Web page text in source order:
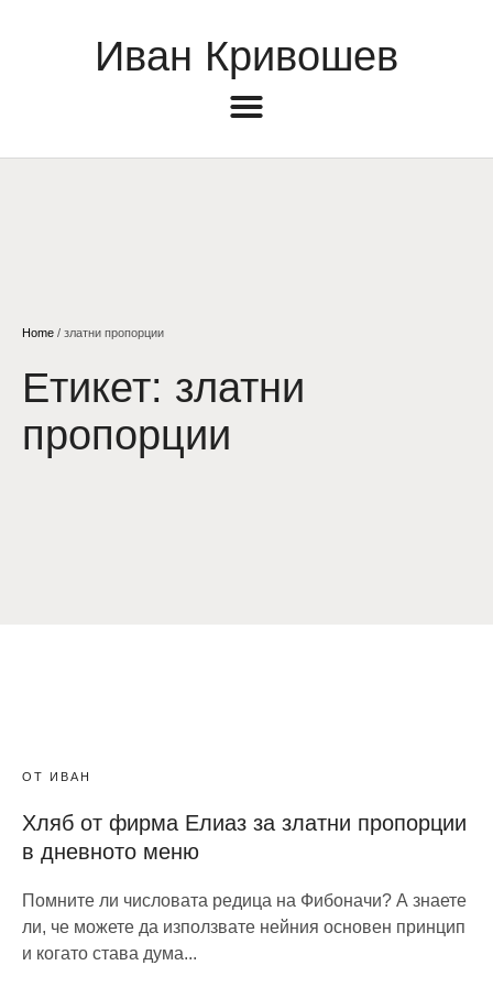
Иван Кривошев
Home / златни пропорции
Етикет: златни
пропорции
ОТ ИВАН
Хляб от фирма Елиаз за златни пропорции
в дневното меню
Помните ли числовата редица на Фибоначи? А знаете
ли, че можете да използвате нейния основен принцип
и когато става дума...